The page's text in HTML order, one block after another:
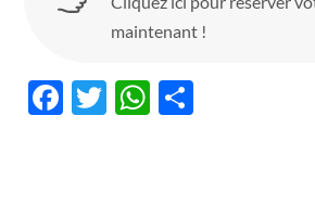
maintenant !
F
T
W